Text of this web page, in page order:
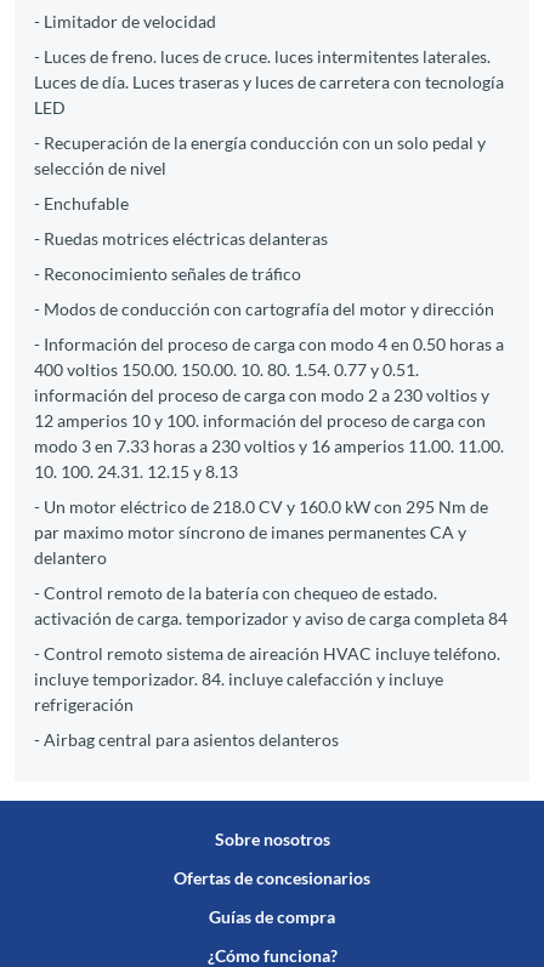
- Limitador de velocidad
- Luces de freno. luces de cruce. luces intermitentes laterales.
Luces de día. Luces traseras y luces de carretera con tecnología
LED
- Recuperación de la energía conducción con un solo pedal y
selección de nivel
- Enchufable
- Ruedas motrices eléctricas delanteras
- Reconocimiento señales de tráfico
- Modos de conducción con cartografía del motor y dirección
- Información del proceso de carga con modo 4 en 0.50 horas a
400 voltios 150.00. 150.00. 10. 80. 1.54. 0.77 y 0.51.
información del proceso de carga con modo 2 a 230 voltios y
12 amperios 10 y 100. información del proceso de carga con
modo 3 en 7.33 horas a 230 voltios y 16 amperios 11.00. 11.00.
10. 100. 24.31. 12.15 y 8.13
- Un motor eléctrico de 218.0 CV y 160.0 kW con 295 Nm de
par maximo motor síncrono de imanes permanentes CA y
delantero
- Control remoto de la batería con chequeo de estado.
activación de carga. temporizador y aviso de carga completa 84
- Control remoto sistema de aireación HVAC incluye teléfono.
incluye temporizador. 84. incluye calefacción y incluye
refrigeración
- Airbag central para asientos delanteros
Sobre nosotros
Ofertas de concesionarios
Guías de compra
¿Cómo funciona?